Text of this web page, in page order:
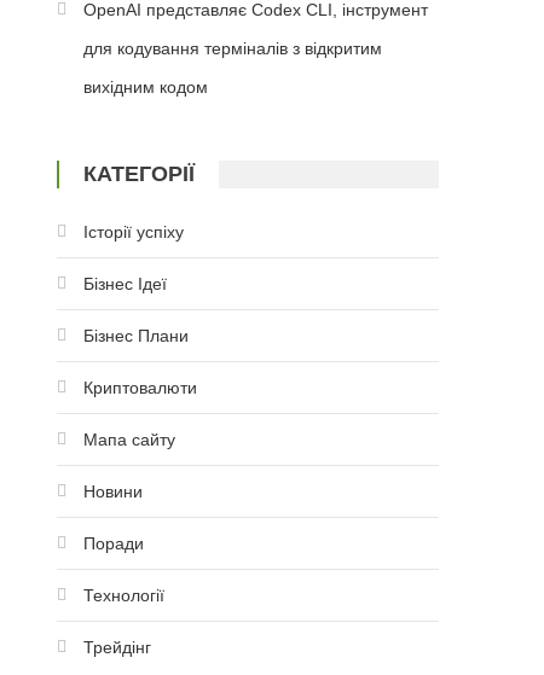
OpenAI представляє Codex CLI, інструмент
для кодування терміналів з відкритим
вихідним кодом
КАТЕГОРІЇ
Історії успіху
Бізнес Ідеї
Бізнес Плани
Криптовалюти
Мапа сайту
Новини
Поради
Технології
Трейдінг